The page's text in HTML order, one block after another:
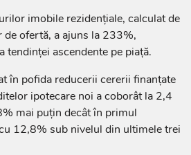
imobile rezidențiale, calculat de
ofertă, a ajuns la 233%,
tendinței ascendente pe piață.
în pofida reducerii cererii finanțate
ipotecare noi a coborât la 2,4
mai puțin decât în primul
12,8% sub nivelul din ultimele trei